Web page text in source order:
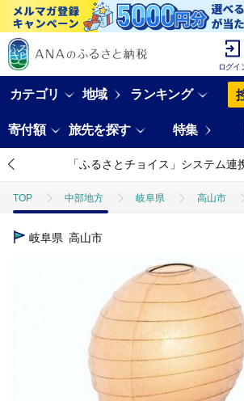
ログイ
カテゴリ 地域 ランキング
寄付額 旅先を探す 特集
「ふるさとチョイス」システム連
TOP 中部地方 岐阜県 高山市
TOP
照明器具 ＆ｏｎ
岐阜県 高山市